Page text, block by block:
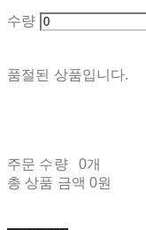
수량
품절된 상품입니다.
주문 수량
0개
총 상품 금액 0원